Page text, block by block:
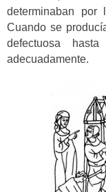
determinaban por
Cuando se
defectuosa
adecuadamente.